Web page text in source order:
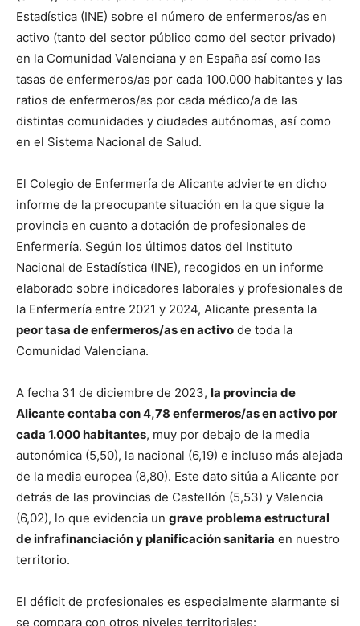
Estadística (INE) sobre el número de enfermeros/as en
activo (tanto del sector público como del sector privado)
en la Comunidad Valenciana y en España así como las
tasas de enfermeros/as por cada 100.000 habitantes y las
ratios de enfermeros/as por cada médico/a de las
distintas comunidades y ciudades autónomas, así como
en el Sistema Nacional de Salud.
El Colegio de Enfermería de Alicante advierte en dicho
informe de la preocupante situación en la que sigue la
provincia en cuanto a dotación de profesionales de
Enfermería. Según los últimos datos del Instituto
Nacional de Estadística (INE), recogidos en un informe
elaborado sobre indicadores laborales y profesionales de
la Enfermería entre 2021 y 2024, Alicante presenta la
peor tasa de enfermeros/as en activo de toda la
Comunidad Valenciana.
A fecha 31 de diciembre de 2023, la provincia de
Alicante contaba con 4,78 enfermeros/as en activo por
cada 1.000 habitantes, muy por debajo de la media
autonómica (5,50), la nacional (6,19) e incluso más alejada
de la media europea (8,80). Este dato sitúa a Alicante por
detrás de las provincias de Castellón (5,53) y Valencia
(6,02), lo que evidencia un grave problema estructural
de infrafinanciación y planificación sanitaria en nuestro
territorio.
El déficit de profesionales es especialmente alarmante si
se compara con otros niveles territoriales: